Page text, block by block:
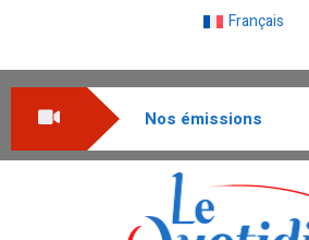
Français
Nos émissions